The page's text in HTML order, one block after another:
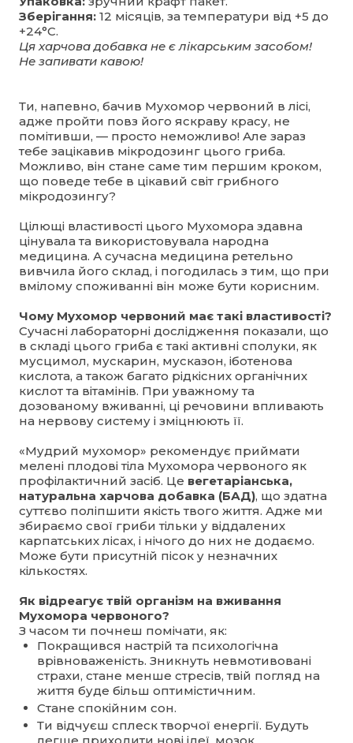
Зберігання: 12 місяців, за температури від +5 до
+24°C.
Ця харчова добавка не є лікарським засобом!
Не запивати кавою!
Ти, напевно, бачив Мухомор червоний в лісі,
адже пройти повз його яскраву красу, не
помітивши, — просто неможливо! Але зараз
тебе зацікавив мікродозинг цього гриба.
Можливо, він стане саме тим першим кроком,
що поведе тебе в цікавий світ грибного
мікродозингу?
Цілющі властивості цього Мухомора здавна
цінувала та використовувала народна
медицина. А сучасна медицина ретельно
вивчила його склад, і погодилась з тим, що при
вмілому споживанні він може бути корисним.
Чому Мухомор червоний має такі властивості?
Сучасні лабораторні дослідження показали, що
в складі цього гриба є такі активні сполуки, як
мусцимол, мускарин, мусказон, іботенова
кислота, а також багато рідкісних органічних
кислот та вітамінів. При уважному та
дозованому вживанні, ці речовини впливають
на нервову систему і зміцнюють її.
«Мудрий мухомор» рекомендує приймати
мелені плодові тіла Мухомора червоного як
профілактичний засіб. Це вегетаріанська,
натуральна харчова добавка (БАД), що здатна
суттєво поліпшити якість твого життя. Адже ми
збираємо свої гриби тільки у віддалених
карпатських лісах, і нічого до них не додаємо.
Може бути присутній пісок у незначних
кількостях.
Як відреагує твій організм на вживання
Мухомора червоного?
З часом ти почнеш помічати, як:
Покращився настрій та психологічна
врівноваженість. Зникнуть невмотивовані
страхи, стане менше стресів, твій погляд на
життя буде більш оптимістичним.
Стане спокійним сон.
Ти відчуєш сплеск творчої енергії. Будуть
легше приходити нові ідеї, мозок